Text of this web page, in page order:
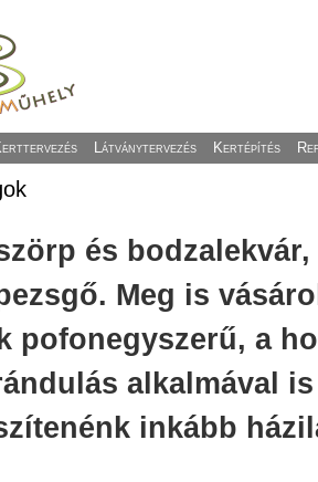
Látványtervezés Kertépítés
és
Meg is
pofonegyszerű, a
alkalmával
inkább